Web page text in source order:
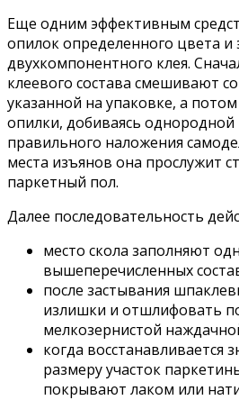
Еще одним эффективным
опилок определенного цвета и
двухкомпонентного клея.
клеевого состава смешивают
указанной на упаковке, а
опилки, добиваясь однородной
правильного наложения
места изъянов она прослужит
паркетный пол.
Далее последовательность
место скола заполняют
вышеперечисленных
после застывания
излишки и отшлифовать
мелкозернистой
когда восстанавливается
размеру участок
покрывают лаком или